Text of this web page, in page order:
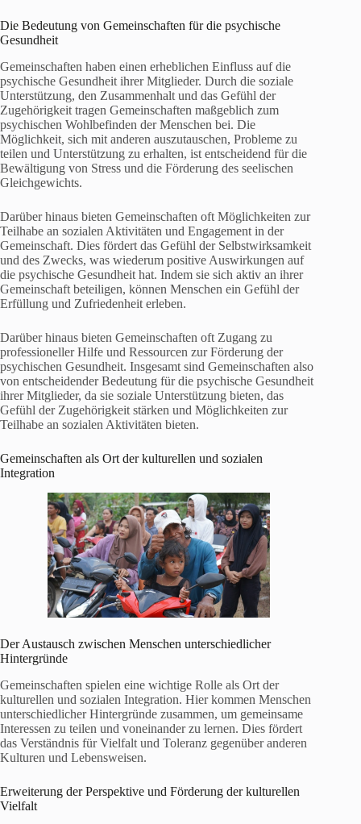
Die Bedeutung von Gemeinschaften für die psychische
Gesundheit
Gemeinschaften haben einen erheblichen Einfluss auf die
psychische Gesundheit ihrer Mitglieder. Durch die soziale
Unterstützung, den Zusammenhalt und das Gefühl der
Zugehörigkeit tragen Gemeinschaften maßgeblich zum
psychischen Wohlbefinden der Menschen bei. Die
Möglichkeit, sich mit anderen auszutauschen, Probleme zu
teilen und Unterstützung zu erhalten, ist entscheidend für die
Bewältigung von Stress und die Förderung des seelischen
Gleichgewichts.
Darüber hinaus bieten Gemeinschaften oft Möglichkeiten zur
Teilhabe an sozialen Aktivitäten und Engagement in der
Gemeinschaft. Dies fördert das Gefühl der Selbstwirksamkeit
und des Zwecks, was wiederum positive Auswirkungen auf
die psychische Gesundheit hat. Indem sie sich aktiv an ihrer
Gemeinschaft beteiligen, können Menschen ein Gefühl der
Erfüllung und Zufriedenheit erleben.
Darüber hinaus bieten Gemeinschaften oft Zugang zu
professioneller Hilfe und Ressourcen zur Förderung der
psychischen Gesundheit. Insgesamt sind Gemeinschaften also
von entscheidender Bedeutung für die psychische Gesundheit
ihrer Mitglieder, da sie soziale Unterstützung bieten, das
Gefühl der Zugehörigkeit stärken und Möglichkeiten zur
Teilhabe an sozialen Aktivitäten bieten.
Gemeinschaften als Ort der kulturellen und sozialen
Integration
Der Austausch zwischen Menschen unterschiedlicher
Hintergründe
Gemeinschaften spielen eine wichtige Rolle als Ort der
kulturellen und sozialen Integration. Hier kommen Menschen
unterschiedlicher Hintergründe zusammen, um gemeinsame
Interessen zu teilen und voneinander zu lernen. Dies fördert
das Verständnis für Vielfalt und Toleranz gegenüber anderen
Kulturen und Lebensweisen.
Erweiterung der Perspektive und Förderung der kulturellen
Vielfalt